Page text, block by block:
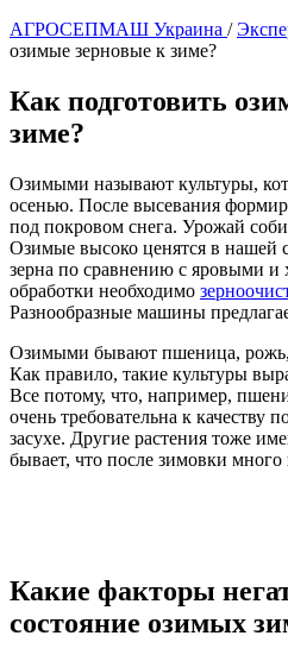
АГРОСЕПМАШ Украина /
озимые зерновые к зиме?
Как подготовить
зиме?
Озимыми называют культуры,
осенью. После высевания
под покровом снега. Урожай
Озимые высоко ценятся в нашей
зерна по сравнению с яровыми и
обработки необходимо
Разнообразные машины
Озимыми бывают пшеница, рожь,
Как правило, такие культуры
Все потому, что, например,
очень требовательна к качеству
засухе. Другие растения тоже
бывает, что после зимовки много
Какие факторы
состояние озимых